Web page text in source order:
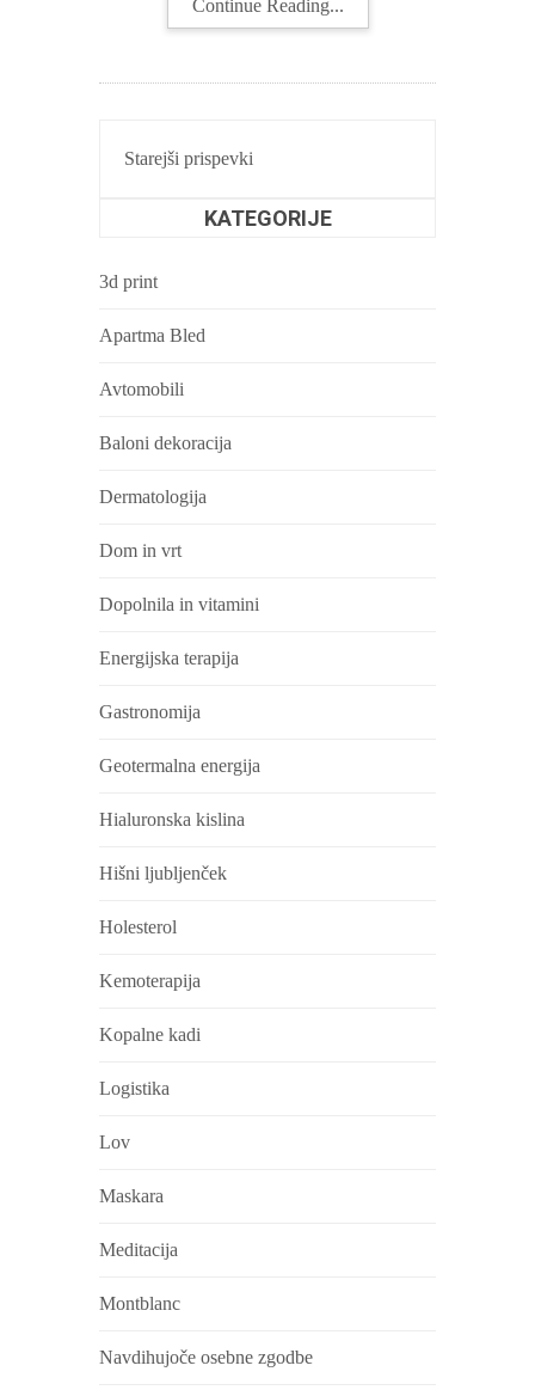
Continue Reading...
PRISPEVKOV
Starejši prispevki
KATEGORIJE
3d print
Apartma Bled
Avtomobili
Baloni dekoracija
Dermatologija
Dom in vrt
Dopolnila in vitamini
Energijska terapija
Gastronomija
Geotermalna energija
Hialuronska kislina
Hišni ljubljenček
Holesterol
Kemoterapija
Kopalne kadi
Logistika
Lov
Maskara
Meditacija
Montblanc
Navdihujoče osebne zgodbe